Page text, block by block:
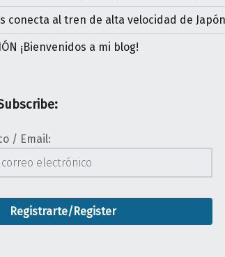
conecta al tren de alta velocidad de
¡Bienvenidos a mi blog!
/ Email: